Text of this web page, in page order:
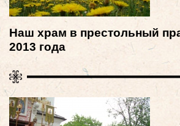
Наш храм в престольный
2013 года